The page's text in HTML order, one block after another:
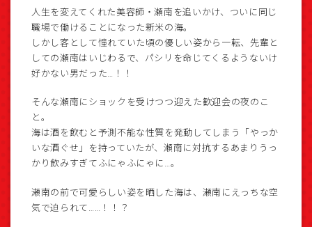
人生を変えてくれた美容師・瀬南を追いかけ、ついに同じ
職場で働けることになった新米の海。
しかし客として憧れていた頃の優しい姿から一転、先輩と
しての瀬南はいじわるで、パシリを命じてくるようないけ
好かない男だった…！！
そんな瀬南にショックを受けつつ迎えた歓迎会の夜のこ
と。
海は酒を飲むと予測不能な性質を発動してしまう「やっか
いな酒ぐせ」を持っていたが、瀬南に対抗するあまりうっ
かり飲みすぎてふにゃふにゃに…。
瀬南の前で可愛らしい姿を晒した海は、瀬南にえっちな空
気で迫られて……！！？